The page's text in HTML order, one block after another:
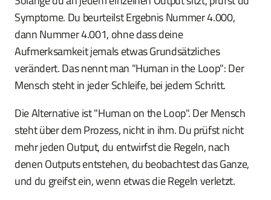
Symptome. Du beurteilst Ergebnis Nummer 4.000,
dann Nummer 4.001, ohne dass deine
Aufmerksamkeit jemals etwas Grundsätzliches
verändert. Das nennt man "Human in the Loop": Der
Mensch steht in jeder Schleife, bei jedem Schritt.
Die Alternative ist "Human on the Loop". Der Mensch
steht über dem Prozess, nicht in ihm. Du prüfst nicht
mehr jeden Output, du entwirfst die Regeln, nach
denen Outputs entstehen, du beobachtest das Ganze,
und du greifst ein, wenn etwas die Regeln verletzt.